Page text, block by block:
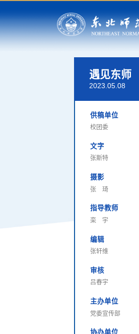
遇见东师
2023.05.08
供稿单位
校团委
文字
张斯特
摄影
张 琦
指导教师
栾 宇
编辑
张轩维
审核
吕春宇
主办单位
党委宣传部
协办单位